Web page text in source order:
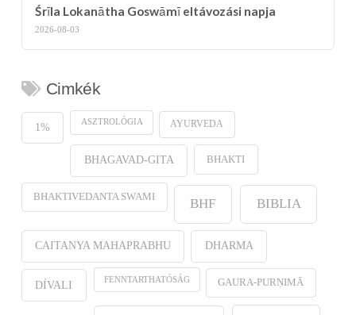
Śrīla Lokanātha Goswāmī eltávozási napja
2026-08-03
Cimkék
1% ASZTROLÓGIA AYURVEDA
BHAGAVAD-GITA BHAKTI
BHAKTIVEDANTA SWAMI BHF BIBLIA
CAITANYA MAHAPRABHU DHARMA
DÍVALI FENNTARTHATÓSÁG GAURA-PURṆIMĀ